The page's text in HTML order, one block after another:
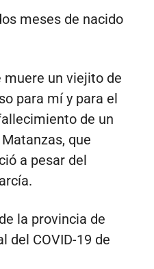
meses de nacido
muere un viejito de
para mí y para el
de un
que
a pesar del
la provincia de
del COVID-19 de